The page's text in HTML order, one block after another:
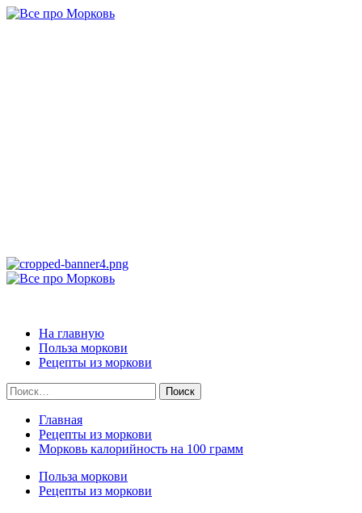
Перейти
Основное
На главную
Польза моркови
Рецепты из моркови
Найти:
Главная
Рецепты из моркови
Морковь калорийность на 100 грамм
Польза моркови
Рецепты из моркови